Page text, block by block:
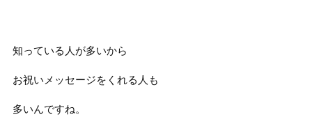
知っている人が多いから
お祝いメッセージをくれる人も
多いんですね。